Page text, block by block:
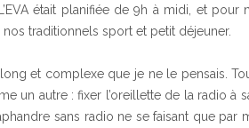
était planifiée de 9h à midi, et pour
traditionnels sport et petit déjeuner.
et complexe que je ne le pensais.
un autre : fixer l’oreillette de la radio à
sans radio ne se faisant que par